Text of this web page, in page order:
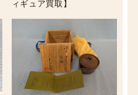
ィギュア買取】